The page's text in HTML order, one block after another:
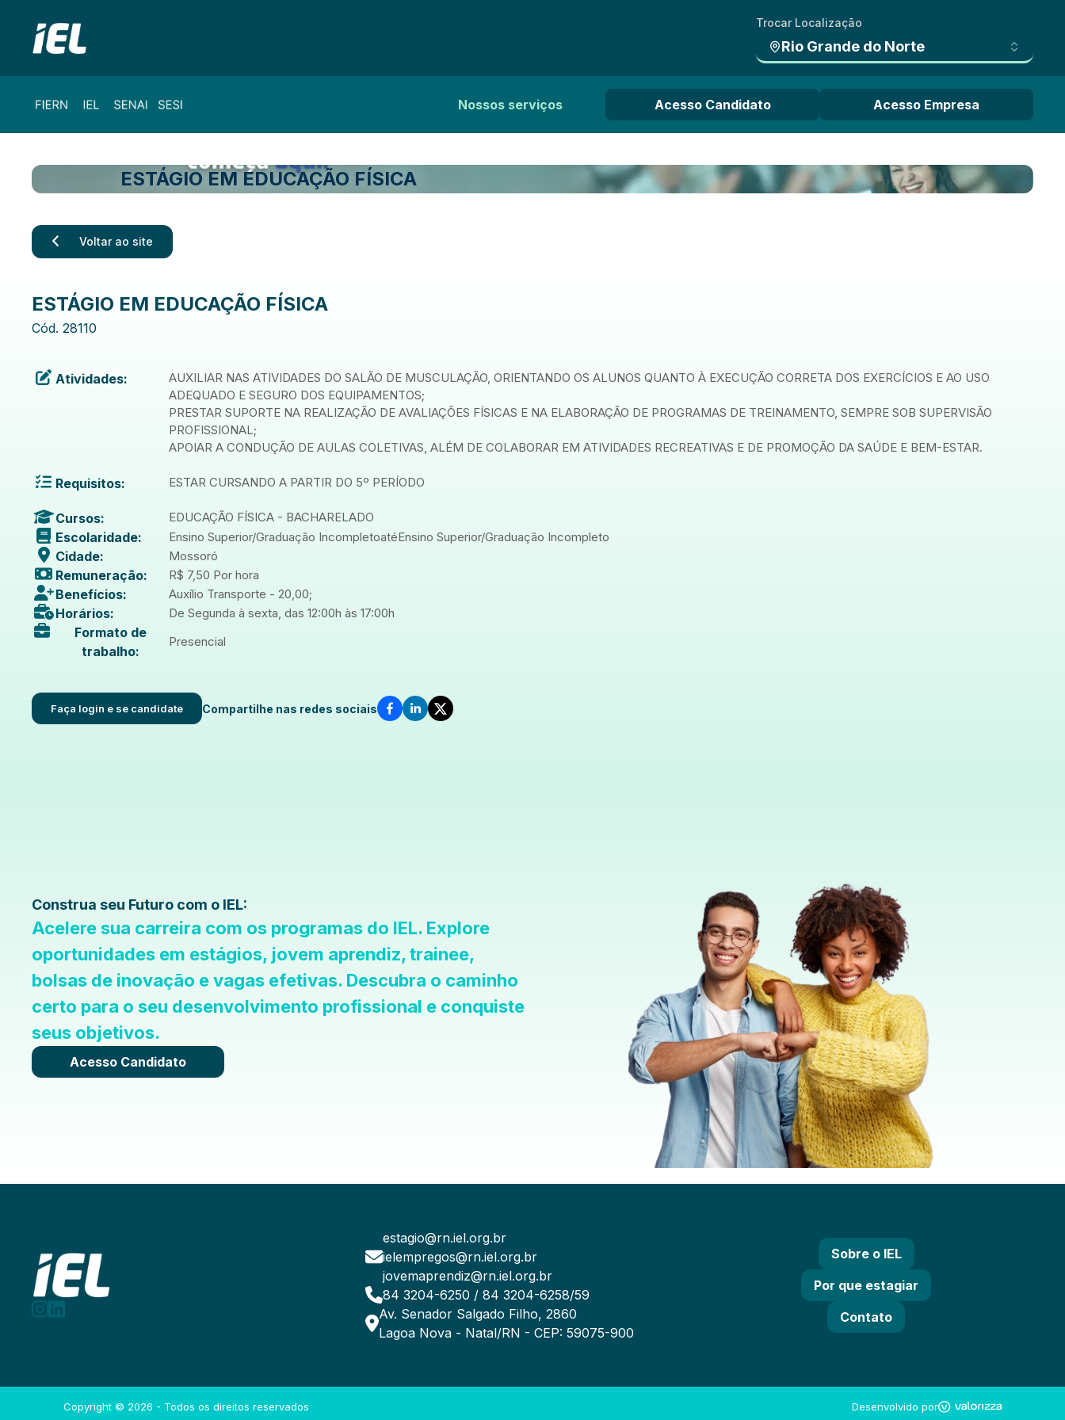
Trocar Localização
Rio Grande do Norte
Nossos serviços Acesso Candidato Acesso Empresa
ESTÁGIO EM EDUCAÇÃO FÍSICA
Voltar ao site
ESTÁGIO EM EDUCAÇÃO FÍSICA
Cód. 28110
Atividades:
AUXILIAR NAS ATIVIDADES DO SALÃO DE MUSCULAÇÃO, ORIENTANDO OS ALUNOS QUANTO À EXECUÇÃO CORRETA DOS EXERCÍCIOS E AO USO
ADEQUADO E SEGURO DOS EQUIPAMENTOS;
PRESTAR SUPORTE NA REALIZAÇÃO DE AVALIAÇÕES FÍSICAS E NA ELABORAÇÃO DE PROGRAMAS DE TREINAMENTO, SEMPRE SOB SUPERVISÃO
PROFISSIONAL;
APOIAR A CONDUÇÃO DE AULAS COLETIVAS, ALÉM DE COLABORAR EM ATIVIDADES RECREATIVAS E DE PROMOÇÃO DA SAÚDE E BEM-ESTAR.
Requisitos: ESTAR CURSANDO A PARTIR DO 5º PERÍODO
Cursos: EDUCAÇÃO FÍSICA - BACHARELADO
Escolaridade: Ensino Superior/Graduação IncompletoatéEnsino Superior/Graduação Incompleto
Cidade: Mossoró
Remuneração: R$ 7,50 Por hora
Benefícios: Auxílio Transporte - 20,00;
Horários: De Segunda à sexta, das 12:00h às 17:00h
Formato de
trabalho:
Presencial
Faça login e se candidate Compartilhe nas redes sociais
Construa seu Futuro com o IEL:
Acelere sua carreira com os programas do IEL. Explore
oportunidades em estágios, jovem aprendiz, trainee,
bolsas de inovação e vagas efetivas. Descubra o caminho
certo para o seu desenvolvimento profissional e conquiste
seus objetivos.
Acesso Candidato
estagio@rn.iel.org.br
ielempregos@rn.iel.org.br
jovemaprendiz@rn.iel.org.br
84 3204-6250 / 84 3204-6258/59
Av. Senador Salgado Filho, 2860
Lagoa Nova - Natal/RN - CEP: 59075-900
Sobre o IEL
Por que estagiar
Contato
Copyright © 2026 - Todos os direitos reservados Desenvolvido por